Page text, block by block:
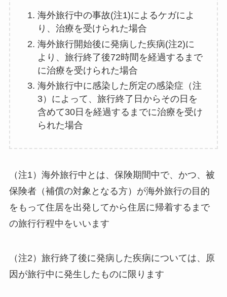
海外旅行中の事故(注1)によるケガによ
り、治療を受けられた場合
海外旅行開始後に発病した疾病(注2)に
より、旅行終了後72時間を経過するまで
に治療を受けられた場合
海外旅行中に感染した所定の感染症（注
3）によって、旅行終了日からその日を
含めて30日を経過するまでに治療を受け
られた場合
（注1）海外旅行中とは、保険期間中で、かつ、被
保険者（補償の対象となる方）が海外旅行の目的
をもって住居を出発してから住居に帰着するまで
の旅行行程中をいいます
（注2）旅行終了後に発病した疾病については、原
因が旅行中に発生したものに限ります